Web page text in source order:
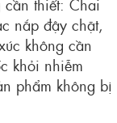
cần thiết: Chai
nắp đậy chặt,
không cần
khỏi nhiễm
phẩm không bị